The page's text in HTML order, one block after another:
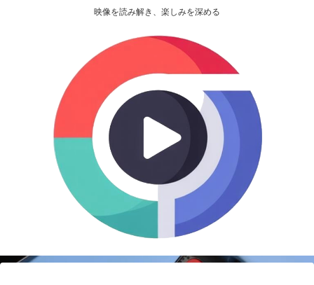
映像を読み解き、楽しみを深める